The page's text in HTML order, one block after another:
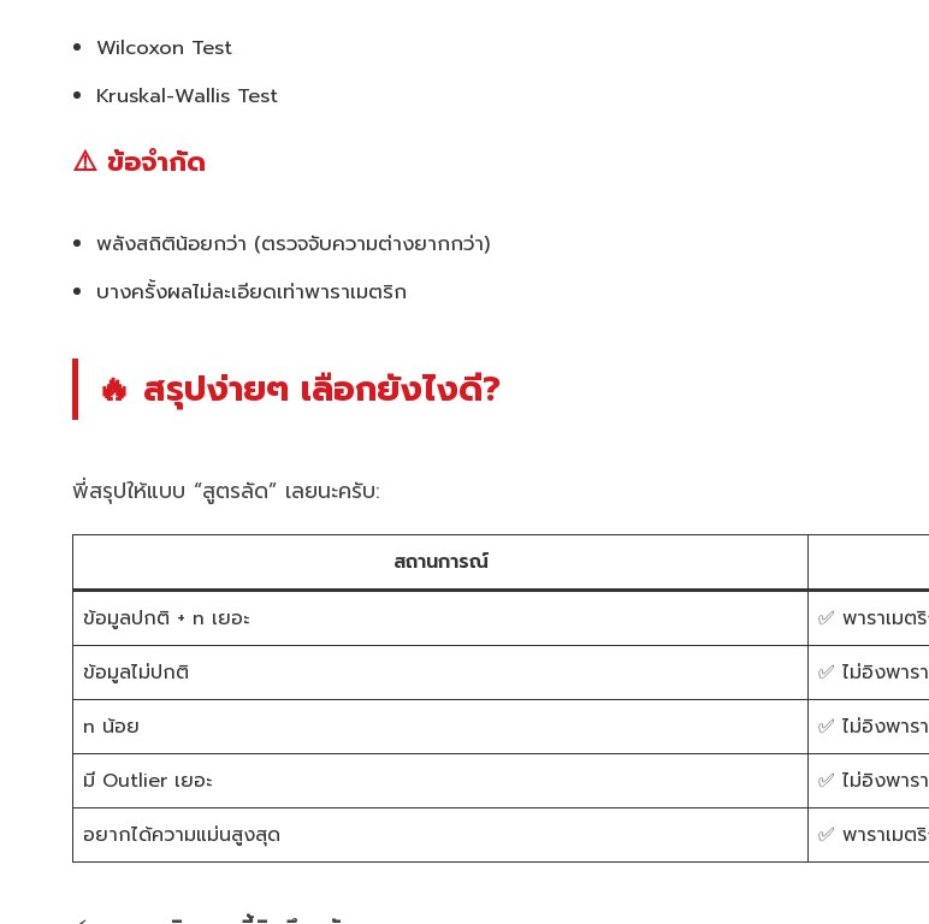
Wilcoxon Test
Kruskal-Wallis Test
⚠️ ข้อจำกัด
พลังสถิติน้อยกว่า (ตรวจจับความต่างยากกว่า)
บางครั้งผลไม่ละเอียดเท่าพาราเมตริก
🔥 สรุปง่ายๆ เลือกยังไงดี?
พี่สรุปให้แบบ “สูตรลัด” เลยนะครับ:
สถานการณ์
ข้อมูลปกติ + n เยอะ
✅ พาราเมต
ข้อมูลไม่ปกติ
✅ ไม่อิงพาร
n น้อย
✅ ไม่อิงพาร
มี Outlier เยอะ
✅ ไม่อิงพาร
อยากได้ความแม่นสูงสุด
✅ พาราเมต